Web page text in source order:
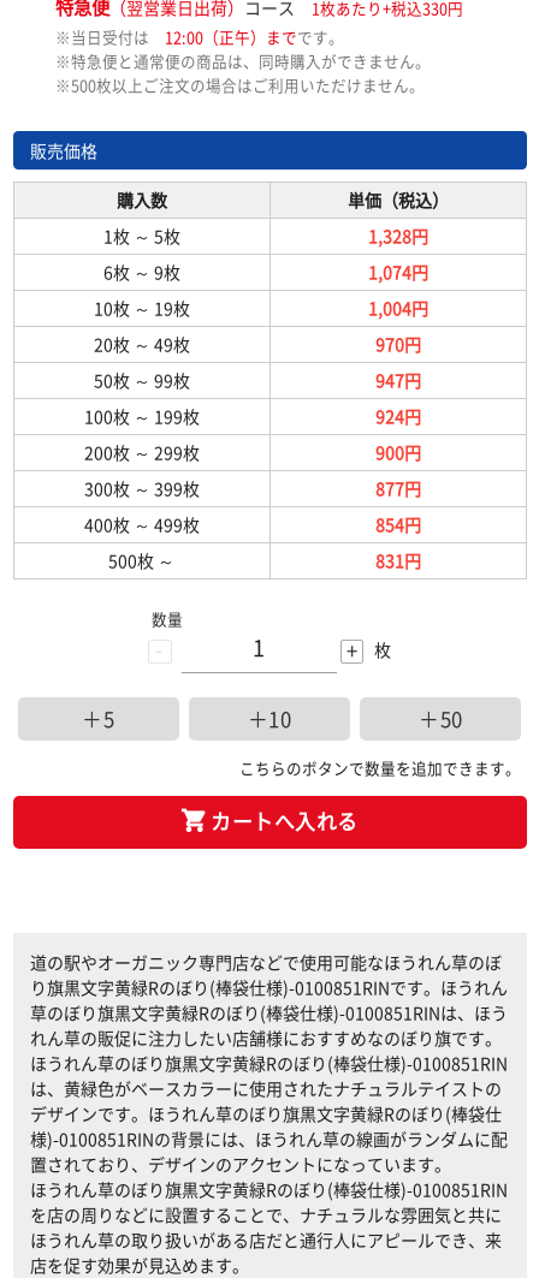
特急便（翌営業日出荷） コース
1枚あたり+税込330円
※当日受付は 12:00（正午）までです。
※特急便と通常便の商品は、同時購入ができません。
※500枚以上ご注文の場合はご利用いただけません。
販売価格
購入数
単価（税込）
1枚 ～ 5枚
1,328円
6枚 ～ 9枚
1,074円
10枚 ～ 19枚
1,004円
20枚 ～ 49枚
970円
50枚 ～ 99枚
947円
100枚 ～ 199枚
924円
200枚 ～ 299枚
900円
300枚 ～ 399枚
877円
400枚 ～ 499枚
854円
500枚 ～ 831円
-
数量
+ 枚
＋5 ＋10 ＋50
こちらのボタンで数量を追加できます。
カートへ入れる
道の駅やオーガニック専門店などで使用可能なほうれん草のぼ
り旗黒文字黄緑Rのぼり(棒袋仕様)-0100851RINです。ほうれん
草のぼり旗黒文字黄緑Rのぼり(棒袋仕様)-0100851RINは、ほう
れん草の販促に注力したい店舗様におすすめなのぼり旗です。
ほうれん草のぼり旗黒文字黄緑Rのぼり(棒袋仕様)-0100851RIN
は、黄緑色がベースカラーに使用されたナチュラルテイストの
デザインです。ほうれん草のぼり旗黒文字黄緑Rのぼり(棒袋仕
様)-0100851RINの背景には、ほうれん草の線画がランダムに配
置されており、デザインのアクセントになっています。
ほうれん草のぼり旗黒文字黄緑Rのぼり(棒袋仕様)-0100851RIN
を店の周りなどに設置することで、ナチュラルな雰囲気と共に
ほうれん草の取り扱いがある店だと通行人にアピールでき、来
店を促す効果が見込めます。